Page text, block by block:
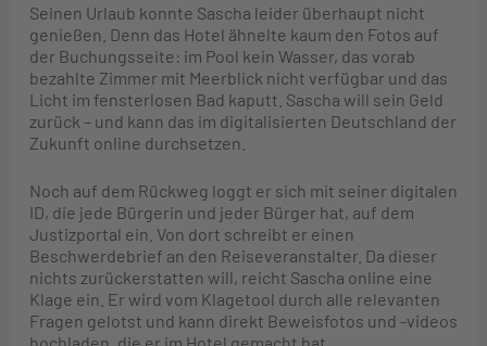
Seinen Urlaub konnte Sascha leider überhaupt nicht
genießen. Denn das Hotel ähnelte kaum den Fotos auf
der Buchungsseite: im Pool kein Wasser, das vorab
bezahlte Zimmer mit Meerblick nicht verfügbar und das
Licht im fensterlosen Bad kaputt. Sascha will sein Geld
zurück – und kann das im digitalisierten Deutschland der
Zukunft online durchsetzen.
Noch auf dem Rückweg loggt er sich mit seiner digitalen
ID, die jede Bürgerin und jeder Bürger hat, auf dem
Justizportal ein. Von dort schreibt er einen
Beschwerdebrief an den Reiseveranstalter. Da dieser
nichts zurückerstatten will, reicht Sascha online eine
Klage ein. Er wird vom Klagetool durch alle relevanten
Fragen gelotst und kann direkt Beweisfotos und -videos
hochladen, die er im Hotel gemacht hat.